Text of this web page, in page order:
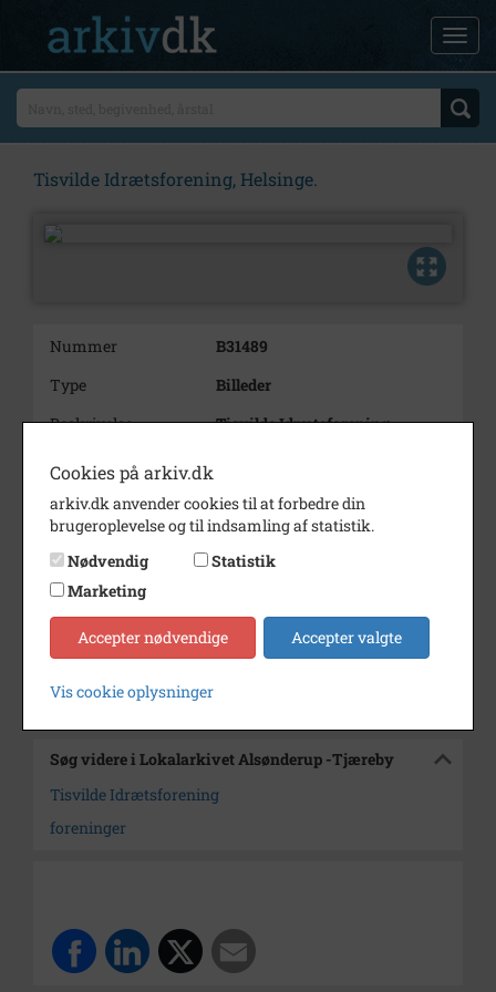
Tisvilde Idrætsforening, Helsinge.
Nummer
B31489
Type
Billeder
Beskrivelse
Tisvilde Idrætsforening,
Årstal
1975
Fotograf
Arkiv
Lokalarkivet Alsønderup -
Tjæreby
Kontakt arkivet
Søg videre i Lokalarkivet Alsønderup -Tjæreby
Tisvilde Idrætsforening
foreninger
Cookies på arkiv.dk
arkiv.dk anvender cookies til at forbedre din
brugeroplevelse og til indsamling af statistik.
Nødvendig
Statistik
Marketing
Accepter nødvendige Accepter valgte
Vis cookie oplysninger